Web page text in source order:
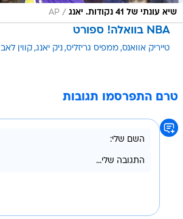
שיא עונתי של 41 נקודות. יאנג /
AP
NBA בוואלה! ספורט
טייריק אוואנס ממפיס גריזליס ניק יאנג קווין לאב
טרם התפרסמו תגובות